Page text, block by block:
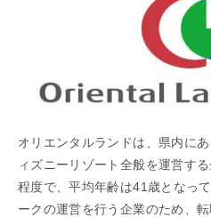
オリエンタルランドは、県内に
ィズニーリゾート全般を運営す
程度で、平均年齢は41歳となっ
ークの運営を行う企業のため、